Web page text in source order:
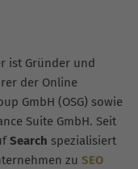
ist Gründer und
der Online
GmbH (OSG) sowie
Suite GmbH. Seit
Search spezialisiert
zu SEO